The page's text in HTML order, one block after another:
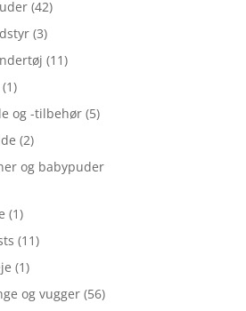
(42)
(3)
(11)
(1)
og -tilbehør (5)
(2)
og babypuder
(1)
(11)
(1)
og vugger (56)